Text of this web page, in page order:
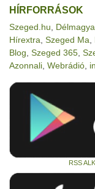
HÍRFORRÁSOK
Szeged.hu
Hírextra Szeged Ma
Blog Szeged 365
Azonnali Webrádió
RSS